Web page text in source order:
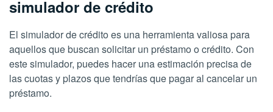
simulador de crédito
El simulador de crédito es una herramienta valiosa para
aquellos que buscan solicitar un préstamo o crédito. Con
este simulador, puedes hacer una estimación precisa de
las cuotas y plazos que tendrías que pagar al cancelar un
préstamo.